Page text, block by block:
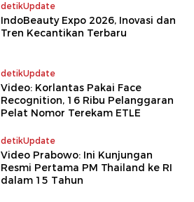
detikUpdate
IndoBeauty Expo 2026, Inovasi dan
Tren Kecantikan Terbaru
detikUpdate
Video: Korlantas Pakai Face
Recognition, 16 Ribu Pelanggaran
Pelat Nomor Terekam ETLE
detikUpdate
Video Prabowo: Ini Kunjungan
Resmi Pertama PM Thailand ke RI
dalam 15 Tahun